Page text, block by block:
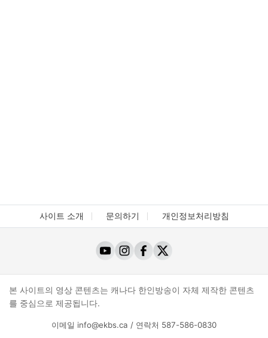
사이트 소개 문의하기 개인정보처리방침
본 사이트의 영상 콘텐츠는 캐나다 한인방송이 자체 제작한 콘텐츠
를 중심으로 제공됩니다.
이메일 info@ekbs.ca / 연락처 587-586-0830